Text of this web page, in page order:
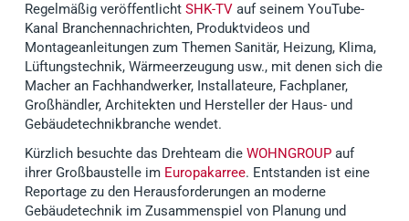
Regelmäßig veröffentlicht SHK-TVauf seinem YouTube-
Kanal Branchennachrichten, Produktvideos und
Montageanleitungen zum Themen Sanitär, Heizung, Klima,
Lüftungstechnik, Wärmeerzeugung usw., mit denen sich die
Macher an Fachhandwerker, Installateure, Fachplaner,
Großhändler, Architekten und Hersteller der Haus- und
Gebäudetechnikbranche wendet.
Kürzlich besuchte das Drehteam die WOHNGROUPauf
ihrer Großbaustelle im Europakarree. Entstanden ist eine
Reportage zu den Herausforderungen an moderne
Gebäudetechnik im Zusammenspiel von Planung und